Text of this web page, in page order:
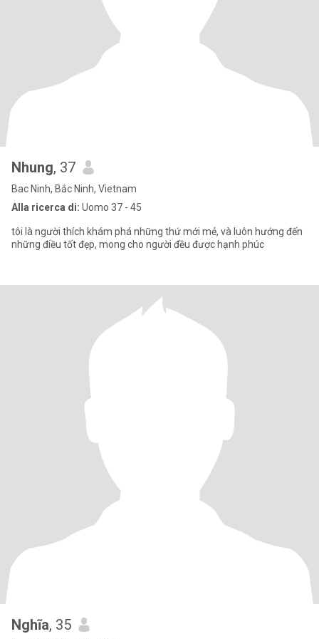
Nhung, 37
Bac Ninh, Bắc Ninh, Vietnam
Alla ricerca di: Uomo 37 - 45
tôi là người thích khám phá những thứ mới mẻ, và luôn hướng đến
những điều tốt đẹp, mong cho người đều được hạnh phúc
Nghĩa, 35